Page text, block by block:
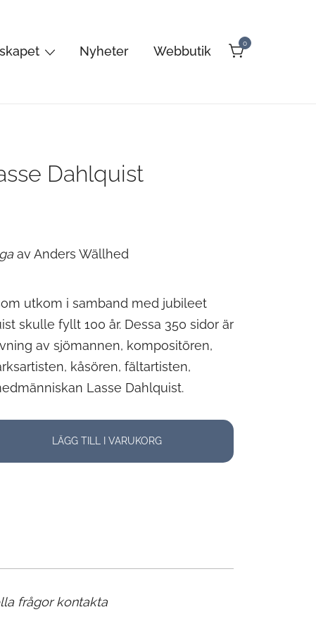
Nyheter Webbutik
0
Dahlquist
av Anders Wällhed
utkom i samband med jubileet
skulle fyllt 100 år. Dessa 350 sidor är
av sjömannen, kompositören,
kåsören, fältartisten,
Lasse Dahlquist.
LÄGG TILL I VARUKORG
frågor kontakta